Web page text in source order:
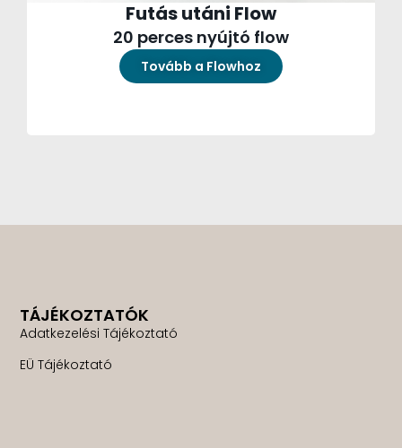
Futás utáni Flow
20 perces nyújtó flow
Tovább a Flowhoz
TÁJÉKOZTATÓK
Adatkezelési Tájékoztató
EÜ Tájékoztató